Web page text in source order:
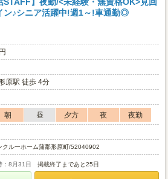
ン♪シニア活躍中!週1～!車通勤◎
原駅 徒歩 4分
朝 昼 夕方 夜
夜勤
クルーホーム蒲郡形原町/52040902
：8月31日 掲載終了まであと25日